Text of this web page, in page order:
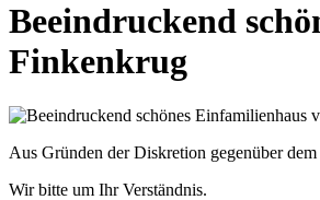
Beeindruckend
Finkenkrug
Aus Gründen der Diskretion gegenüber
Wir bitte um Ihr Verständnis.